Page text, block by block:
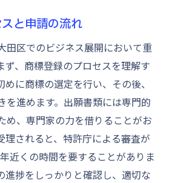
直しとトレンド追跡
と申請の流れ
田区でのビジネス展開において重
ず、商標登録のプロセスを理解す
に商標の選定を行い、その後、
を進めます。出願書類には専門的
め、専門家の力を借りることがお
理されると、特許庁による審査が
近くの時間を要することがありま
進捗をしっかりと確認し、適切な